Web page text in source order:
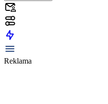
Reklama